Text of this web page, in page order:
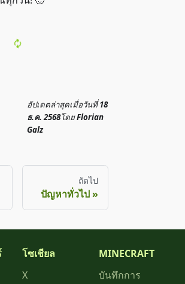
อัปเดตล่าสุดเมื่อวันที่18
ธ.ค. 2568โดยFlorian
Galz
ถัดไป
ปัญหาทั่วไป
โซเชียล
X
MINECRAFT
บันทึกการ